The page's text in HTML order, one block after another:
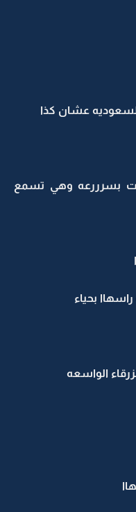
عشان كذا
بسرررعه وهي تسمع
بحياء
الواسعه